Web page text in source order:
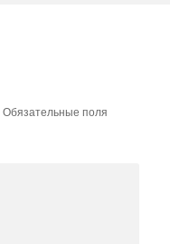
Обязательные поля